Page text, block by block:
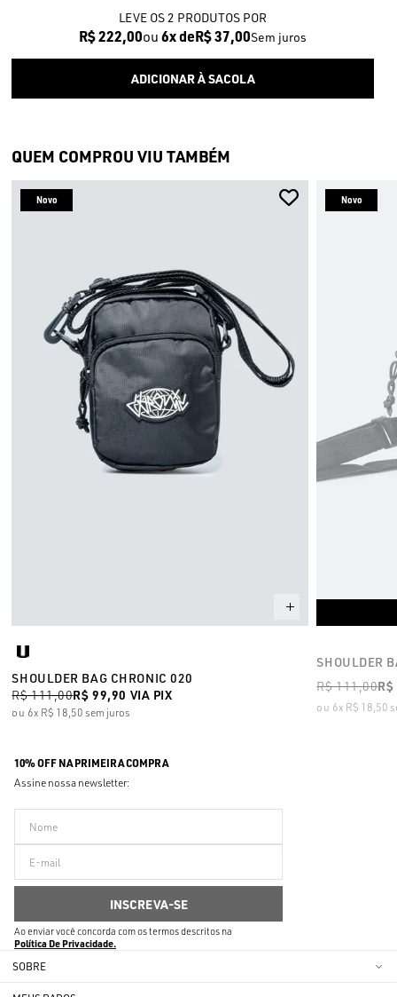
LEVE OS 2 PRODUTOS
R$ 222,00 6x R$ 37,00Sem juros
QUEM COMPROU VIU TAMBÉM
Novo
SHOULDER BAG CHRONIC 020
R$ 99,90 VIA PIX
R$ 111,00
6x R$ 18,50 sem juros
Novo
SHOULDER
R$ 111,00
6x R$ 18,50
10% OFF NA PRIMEIRA COMPRA
Assine nossa newsletter:
Ao enviar você concorda com os termos descritos na
Política De Privacidade
SOBRE